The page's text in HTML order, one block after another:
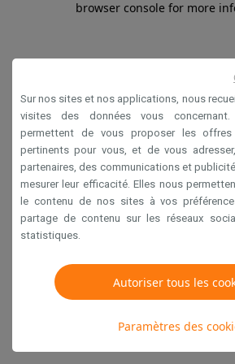
browser console for more
Sur nos sites et nos applications, nous
visites des données vous
permettent de vous proposer les
pertinents pour vous, et de vous
partenaires, des communications et
mesurer leur efficacité. Elles nous
le contenu de nos sites à vos
partage de contenu sur les réseaux
statistiques.
Autoriser tous les
Paramètres des